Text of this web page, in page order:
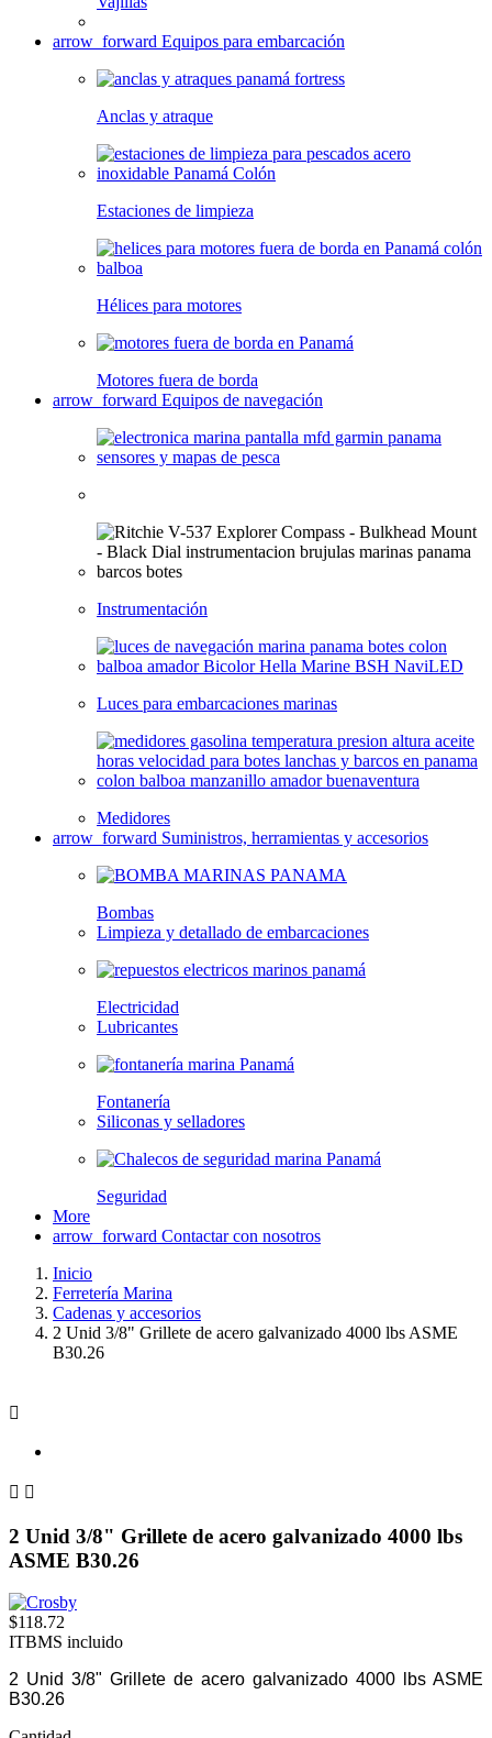
arrow_forward Equipos para embarcación
Anclas y atraque
Estaciones de limpieza
Hélices para motores
Motores fuera de borda
arrow_forward Equipos de navegación
Instrumentación
Luces para embarcaciones marinas
Medidores
arrow_forward Suministros, herramientas y accesorios
Bombas
Limpieza y detallado de embarcaciones
Electricidad
Lubricantes
Fontanería
Siliconas y selladores
Seguridad
More
arrow_forward Contactar con nosotros
Inicio
Ferretería Marina
Cadenas y accesorios
2 Unid 3/8" Grillete de acero galvanizado 4000 lbs ASME
B30.26

 
2 Unid 3/8" Grillete de acero galvanizado 4000 lbs
ASME B30.26
$118.72
ITBMS incluido
2 Unid 3/8" Grillete de acero galvanizado 4000 lbs ASME
B30.26